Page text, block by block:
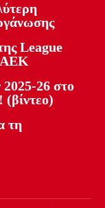
League
ΑΕΚ
26 στο
τη